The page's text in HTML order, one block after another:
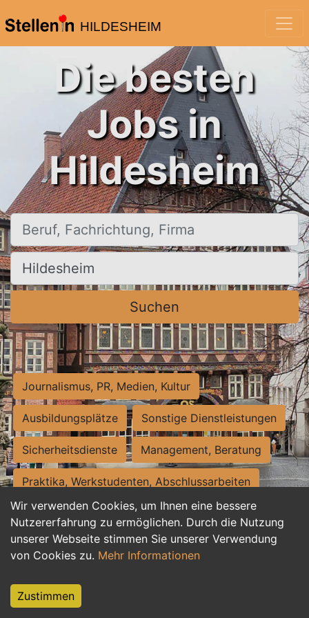
HILDESHEIM
Wir verwenden Cookies, um Ihnen eine bessere
Nutzererfahrung zu ermöglichen. Durch die Nutzung
unserer Webseite stimmen Sie unserer Verwendung
von Cookies zu. Mehr Informationen
Zustimmen
Die besten
Jobs in
Hildesheim
Beruf, Fachrichtung, Firma
Ort, Stadt
Suchen
Journalismus, PR, Medien, Kultur
Ausbildungsplätze Sonstige Dienstleistungen
Sicherheitsdienste Management, Beratung
Praktika, Werkstudenten, Abschlussarbeiten
Personalwesen Assistenz, Sekretariat
Hilfskräfte, Aushilfs- und Nebenjobs
Weiterbildung, Studium, duale Ausbildung